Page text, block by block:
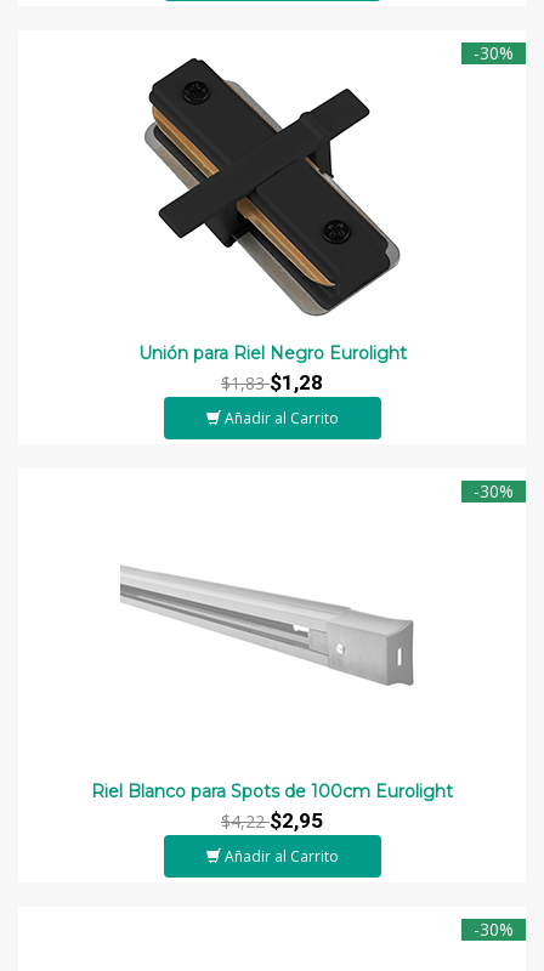
-30%
Unión para Riel Negro Eurolight
$1,83$1,28
Añadir al Carrito
-30%
Riel Blanco para Spots de 100cm Eurolight
$4,22$2,95
Añadir al Carrito
-30%